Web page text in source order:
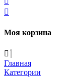
Моя корзина
Главная
Категории